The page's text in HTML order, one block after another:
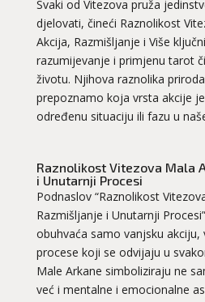
Svaki od Vitezova pruža
djelovati, čineći Raznolikost
Akcija, Razmišljanje i Više
razumijevanje i primjenu tarot
životu. Njihova raznolika
prepoznamo koja vrsta akcije
određenu situaciju ili fazu u
Raznolikost Vitezova Mala
i Unutarnji Procesi
Podnaslov “Raznolikost
Razmišljanje i Unutarnji
obuhvaća samo vanjsku
procese koji se odvijaju u
Male Arkane simboliziraju ne
već i mentalne i emocionalne